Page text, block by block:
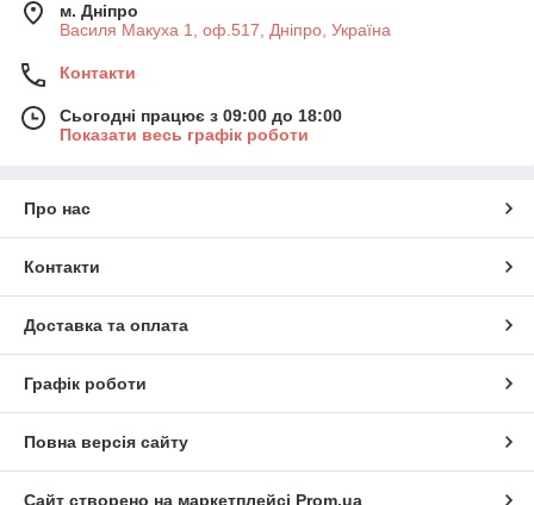
м. Дніпро
Василя Макуха 1, оф.517, Дніпро, Україна
Контакти
Сьогодні працює з 09:00 до 18:00
Показати весь графік роботи
Про нас
Контакти
Доставка та оплата
Графік роботи
Повна версія сайту
Сайт створено на маркетплейсі Prom.ua